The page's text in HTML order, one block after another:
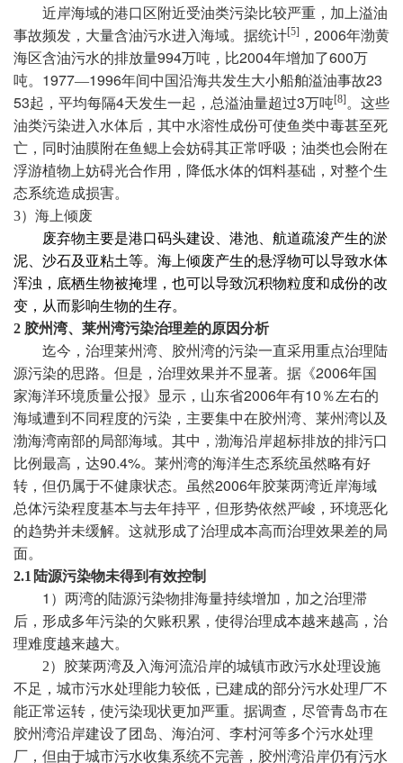
近岸海域的港口区附近受油类污染比较严重，加上溢油
事故频发，大量含油污水进入海域。据统计[5] ， 2006年渤黄
海区含油污水的排放量994万吨，比2004年增加了600万
吨。 1977—1996年间中国沿海共发生大小船舶溢油事故23
53起，平均每隔4天发生一起，总溢油量超过3万吨[8] 。这些
油类污染进入水体后，其中水溶性成份可使鱼类中毒甚至死
亡，同时油膜附在鱼鳃上会妨碍其正常呼吸；油类也会附在
浮游植物上妨碍光合作用，降低水体的饵料基础，对整个生
态系统造成损害。
3）海上倾废
废弃物主要是港口码头建设、港池、航道疏浚产生的淤
泥、沙石及亚粘土等。海上倾废产生的悬浮物可以导致水体
浑浊，底栖生物被掩埋，也可以导致沉积物粒度和成份的改
变，从而影响生物的生存。
2 胶州湾、莱州湾污染治理差的原因分析
迄今，治理莱州湾、胶州湾的污染一直采用重点治理陆
源污染的思路。但是，治理效果并不显著。 据《2006年国
家海洋环境质量公报》显示，山东省2006年有10 ％左右的
海域遭到不同程度的污染，主要集中在胶州湾、莱州湾以及
渤海湾南部的局部海域。其中，渤海沿岸超标排放的排污口
比例最高，达90.4%。莱州湾的海洋生态系统虽然略有好
转，但仍属于不健康状态。虽然2006年胶莱两湾近岸海域
总体污染程度基本与去年持平，但形势依然严峻，环境恶化
的趋势并未缓解。 这就形成了治理成本高而治理效果差的局
面。
2.1 陆源污染物未得到有效控制
1 ）两湾的陆源污染物排海量持续增加，加之治理滞
后，形成多年污染的欠账积累，使得治理成本越来越高，治
理难度越来越大。
2）胶莱两湾及入海河流沿岸的城镇市政污水处理设施
不足， 城市污水处理能力较低，已建成的部分污水处理厂不
能正常运转，使污染现状更加严重。据调查， 尽管青岛市在
胶州湾沿岸建设了团岛、海泊河、李村河等多个污水处理
厂，但由于城市污水收集系统不完善，胶州湾沿岸仍有污水